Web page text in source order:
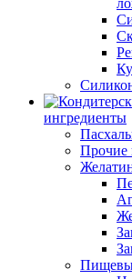
ингредиенты
Прочие